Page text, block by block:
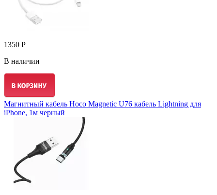
1350 Р
В наличии
Магнитный кабель Hoco Magnetic U76 кабель Lightning для
iPhone, 1м черный